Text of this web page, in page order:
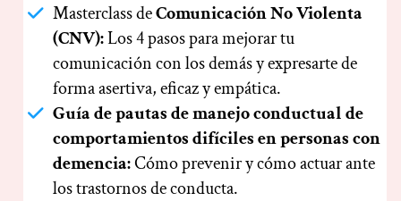
Masterclass deComunicación No Violenta
(CNV):Los 4 pasos para mejorar tu
comunicación con los demás y expresarte de
forma asertiva, eficaz y empática.
Guía de pautas de manejo conductual de
comportamientos difíciles en personas con
demencia:Cómo prevenir y cómo actuar ante
los trastornos de conducta.